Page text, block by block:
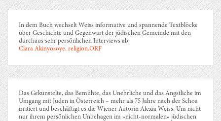
In dem Buch wechselt Weiss informative und spannende Textblöcke
über Geschichte und Gegenwart der jüdischen Gemeinde mit den
durchaus sehr persönlichen Interviews ab.
Clara Akinyosoye, religion.ORF
Das Gekünstelte, das Bemühte, das Unehrliche und das Ängstliche im
Umgang mit Juden in Österreich – mehr als 75 Jahre nach der Schoa
irritiert und beschäftigt es die Wiener Autorin Alexia Weiss. Um nicht
nur ihrem persönlichen Unbehagen im »nicht-normalen« jüdischen